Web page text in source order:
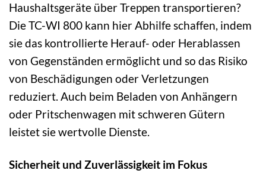
Haushaltsgeräte über Treppen transportieren?
Die TC-WI 800 kann hier Abhilfe schaffen, indem
sie das kontrollierte Herauf- oder Herablassen
von Gegenständen ermöglicht und so das Risiko
von Beschädigungen oder Verletzungen
reduziert. Auch beim Beladen von Anhängern
oder Pritschenwagen mit schweren Gütern
leistet sie wertvolle Dienste.
Sicherheit und Zuverlässigkeit im Fokus